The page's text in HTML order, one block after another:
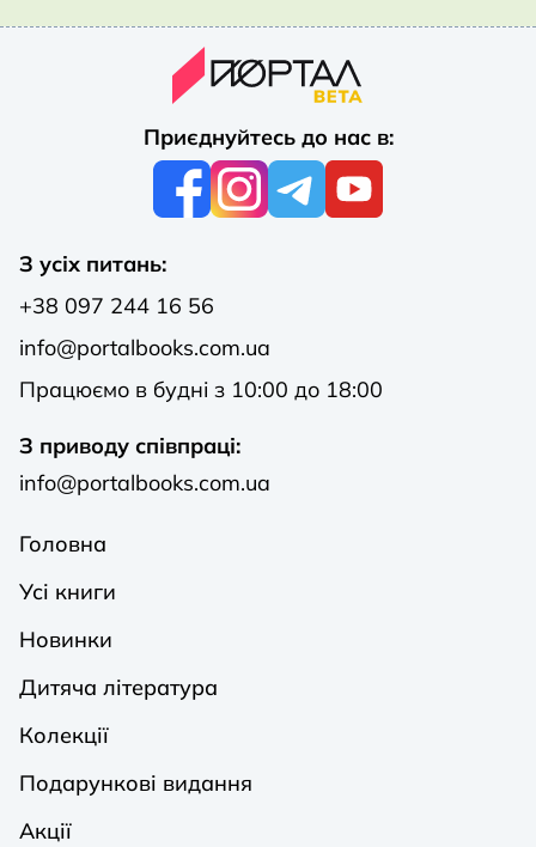
Приєднуйтесь до нас в:
З усіх питань:
+38 097 244 16 56
info@portalbooks.com.ua
Працюємо в будні з 10:00 до 18:00
З приводу співпраці:
info@portalbooks.com.ua
Головна
Усі книги
Новинки
Дитяча література
Колекції
Подарункові видання
Акції